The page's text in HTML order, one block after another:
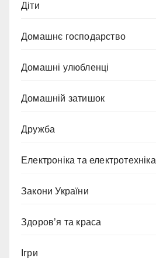
Діти
Домашнє господарство
Домашні улюбленці
Домашній затишок
Дружба
Електроніка та електротехніка
Закони України
Здоров’я та краса
Ігри